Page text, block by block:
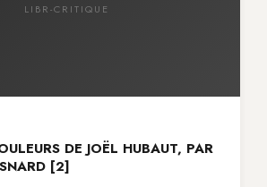
LIBR-CRITIQUE
DE JOËL HUBAUT, PAR
[2]